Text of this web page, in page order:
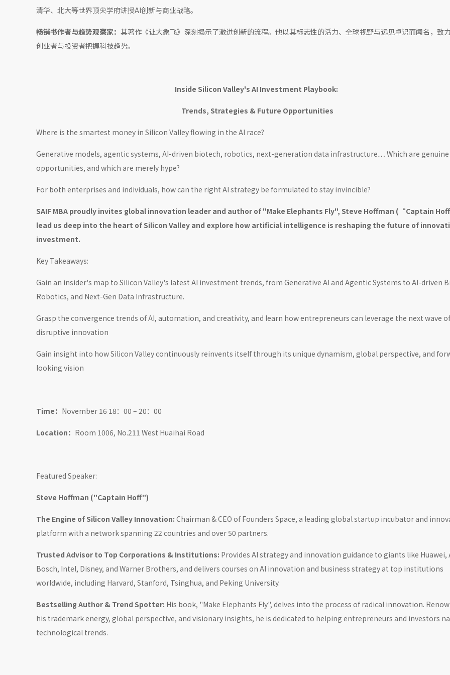
清华、北大等世界顶尖学府讲授AI创新与商业战略。
畅销书作者与趋势观察家： 其著作《让大象飞》深刻揭示了激进创新的流程。他以其标志性的活力、全球视野与远见卓识而闻名，致
创业者与投资者把握科技趋势。
Inside Silicon Valley's AI Investment Playbook:
Trends, Strategies & Future Opportunities
Where is the smartest money in Silicon Valley flowing in the AI race?
Generative models, agentic systems, AI-driven biotech, robotics, next-generation data infrastructure… Which are genuine
opportunities, and which are merely hype?
For both enterprises and individuals, how can the right AI strategy be formulated to stay invincible?
SAIF MBA proudly invites global innovation leader and author of "Make Elephants Fly", Steve Hoffman (“Captain
lead us deep into the heart of Silicon Valley and explore how artificial intelligence is reshaping the future of
investment.
Key Takeaways:
Gain an insider's map to Silicon Valley's latest AI investment trends, from Generative AI and Agentic Systems to AI-driven
Robotics, and Next-Gen Data Infrastructure.
Grasp the convergence trends of AI, automation, and creativity, and learn how entrepreneurs can leverage the next wave of
disruptive innovation
Gain insight into how Silicon Valley continuously reinvents itself through its unique dynamism, global perspective, and
looking vision
Time： November 16 18：00 – 20：00
Location： Room 1006, No.211 West Huaihai Road
Featured Speaker:
Steve Hoffman ("Captain Hoff")
The Engine of Silicon Valley Innovation: Chairman & CEO of Founders Space, a leading global startup incubator and
platform with a network spanning 22 countries and over 50 partners.
Trusted Advisor to Top Corporations & Institutions: Provides AI strategy and innovation guidance to giants like Huawei,
Bosch, Intel, Disney, and Warner Brothers, and delivers courses on AI innovation and business strategy at top institutions
worldwide, including Harvard, Stanford, Tsinghua, and Peking University.
Bestselling Author & Trend Spotter: His book, "Make Elephants Fly", delves into the process of radical innovation.
his trademark energy, global perspective, and visionary insights, he is dedicated to helping entrepreneurs and investors
technological trends.